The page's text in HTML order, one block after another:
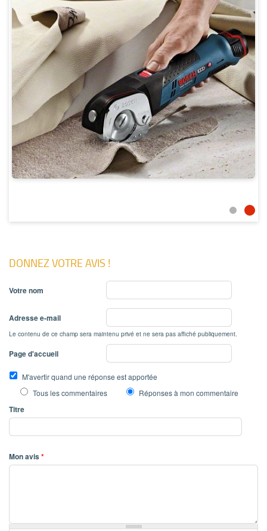
DONNEZ VOTRE AVIS !
Votre nom
Adresse e-mail
Le contenu de ce champ sera maintenu privé et ne sera pas affiché publiquement.
Page d'accueil
M'avertir quand une réponse est apportée
Tous les commentaires
Réponses à mon commentaire
Titre
Mon avis*